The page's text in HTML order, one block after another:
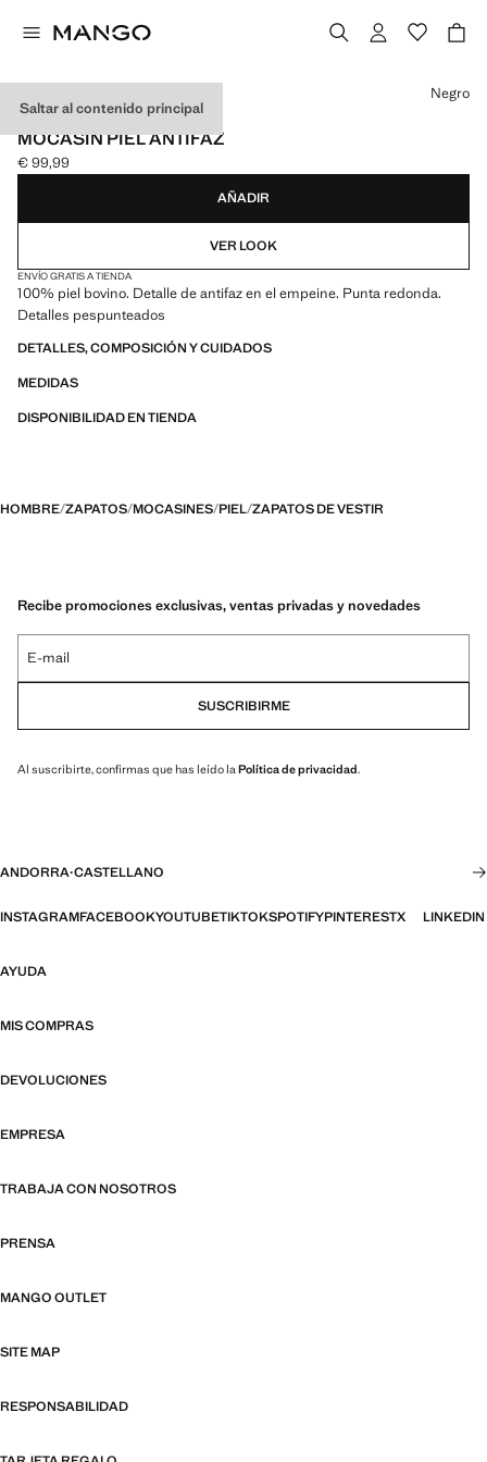
Saltar al contenido principal
PIEL
MOCASÍN PIEL ANTIFAZ
Precio actual [€ 99,99 ]
€ 99,99
Selecciona un color
Negro
AÑADIR
VER LOOK
ENVÍO GRATIS A TIENDA
100% piel bovino. Detalle de antifaz en el empeine. Punta redonda.
Detalles pespunteados
DETALLES, COMPOSICIÓN Y CUIDADOS
MEDIDAS
DISPONIBILIDAD EN TIENDA
HOMBRE ZAPATOS MOCASINES PIEL ZAPATOS DE VESTIR
Recibe promociones exclusivas, ventas privadas y novedades
E-mail
SUSCRIBIRME
Al suscribirte, confirmas que has leído la Política de privacidad.
ANDORRA·CASTELLANO
INSTAGRAMFACEBOOKYOUTUBETIKTOKSPOTIFYPINTERESTX LINKEDIN
AYUDA
MIS COMPRAS
DEVOLUCIONES
EMPRESA
TRABAJA CON NOSOTROS
PRENSA
MANGO OUTLET
SITE MAP
RESPONSABILIDAD